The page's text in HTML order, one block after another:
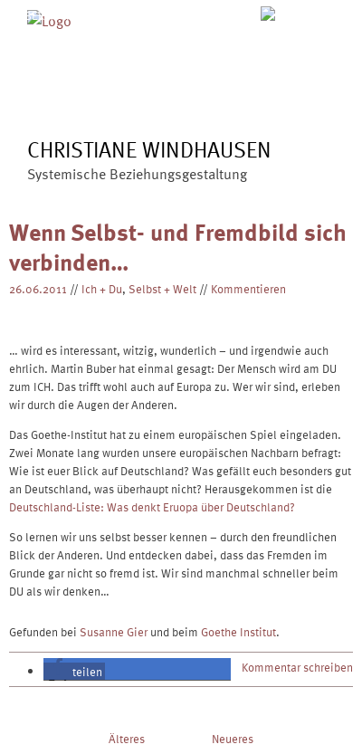
CHRISTIANE WINDHAUSEN
Systemische Beziehungsgestaltung
ÜBER MICH
Wenn Selbst- und Fremdbild sich
verbinden…
26.06.2011 // Ich + Du, Selbst + Welt // Kommentieren
… wird es interessant, witzig, wunderlich – und irgendwie auch
ehrlich. Martin Buber hat einmal gesagt: Der Mensch wird am DU
zum ICH. Das trifft wohl auch auf Europa zu. Wer wir sind, erleben
wir durch die Augen der Anderen.
Das Goethe-Institut hat zu einem europäischen Spiel eingeladen.
Zwei Monate lang wurden unsere europäischen Nachbarn befragt:
Wie ist euer Blick auf Deutschland? Was gefällt euch besonders gut
an Deutschland, was überhaupt nicht? Herausgekommen ist die
Deutschland-Liste: Was denkt Eruopa über Deutschland?
So lernen wir uns selbst besser kennen – durch den freundlichen
Blick der Anderen. Und entdecken dabei, dass das Fremden im
Grunde gar nicht so fremd ist. Wir sind manchmal schneller beim
DU als wir denken…
Gefunden bei Susanne Gierund beim Goethe Institut.
teilen
Kommentar schreiben
Älteres
Neueres